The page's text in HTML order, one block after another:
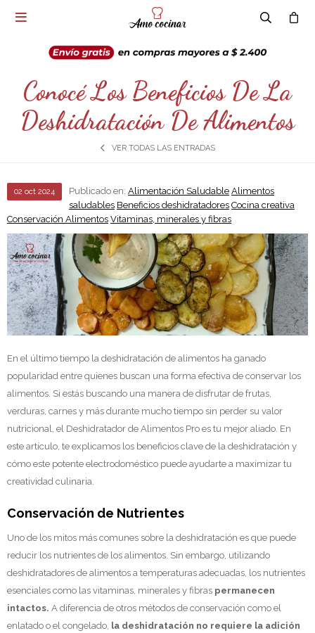

Conocé Los Beneficios De La
Deshidratación De Alimentos
VER TODAS LAS ENTRADAS
02 oct 2024 Publicado en: Alimentación Saludable Alimentos
saludables Beneficios deshidratadores Cocina creativa
Conservación Alimentos Vitaminas, minerales y fibras
En el último tiempo la deshidratación de alimentos ha ganado
popularidad entre quienes buscan una forma efectiva de conservar los
alimentos. Si estás buscando una manera de disfrutar de frutas,
verduras, carnes y más durante mucho tiempo sin perder su valor
nutricional, el Deshidratador de Alimentos Pro es tu mejor aliado. En
este artículo, te explicamos los beneficios clave de la deshidratación y
cómo este potente electrodoméstico puede ayudarte a maximizar tu
creatividad culinaria.
Conservación de Nutrientes
Uno de los mitos más comunes sobre la deshidratación es que puede
reducir los nutrientes de los alimentos. Sin embargo, utilizando
deshidratadores de alimentos a temperaturas adecuadas, los nutrientes
esenciales como las vitaminas, minerales y fibras permanecen
intactos. A diferencia de otros métodos de conservación como el
enlatado o el congelado, la deshidratación no requiere la adición